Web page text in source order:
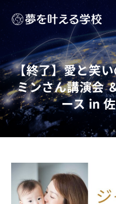
【終了】愛と笑
ミンさん講演会
ース in